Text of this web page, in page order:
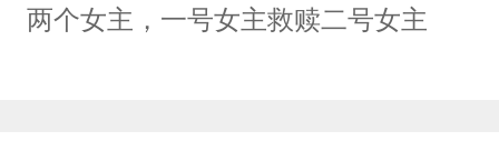
两个女主，一号女主救赎二号女主